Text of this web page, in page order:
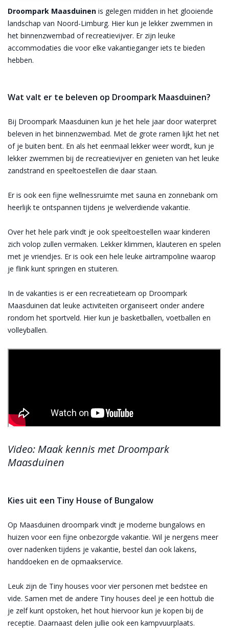
Droompark Maasduinen is gelegen midden in het glooiende
landschap van Noord-Limburg. Hier kun je lekker zwemmen in
het binnenzwembad of recreatievijver. Er zijn leuke
accommodaties die voor elke vakantieganger iets te bieden
hebben.
Wat valt er te beleven op Droompark Maasduinen?
Bij Droompark Maasduinen kun je het hele jaar door waterpret
beleven in het binnenzwembad. Met de grote ramen lijkt het net
of je buiten bent. En als het eenmaal lekker weer wordt, kun je
lekker zwemmen bij de recreatievijver en genieten van het leuke
zandstrand en speeltoestellen die daar staan.
Er is ook een fijne wellnessruimte met sauna en zonnebank om
heerlijk te ontspannen tijdens je welverdiende vakantie.
Over het hele park vindt je ook speeltoestellen waar kinderen
zich volop zullen vermaken. Lekker klimmen, klauteren en spelen
met je vriendjes. Er is ook een hele leuke airtrampoline waarop
je flink kunt springen en stuiteren.
In de vakanties is er een recreatieteam op Droompark
Maasduinen dat leuke activiteiten organiseert onder andere
rondom het sportveld. Hier kun je basketballen, voetballen en
volleyballen.
Video: Maak kennis met Droompark
Maasduinen
Kies uit een Tiny House of Bungalow
Op Maasduinen droompark vindt je moderne bungalows en
huizen voor een fijne onbezorgde vakantie. Wil je nergens meer
over nadenken tijdens je vakantie, bestel dan ook lakens,
handdoeken en de opmaakservice.
Leuk zijn de Tiny houses voor vier personen met bedstee en
vide. Samen met de andere Tiny houses deel je een hottub die
je zelf kunt opstoken, het hout hiervoor kun je kopen bij de
receptie. Daarnaast delen jullie ook een kampvuurplaats.